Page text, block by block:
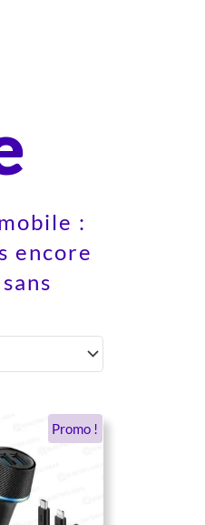
:
encore
Promo !
prix
initial
était :
Le